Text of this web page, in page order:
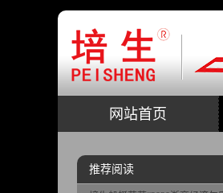
网站首页
推荐阅读